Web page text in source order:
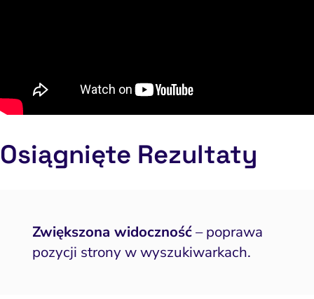
Osiągnięte Rezultaty
Zwiększona widoczność– poprawa
pozycji strony w wyszukiwarkach.